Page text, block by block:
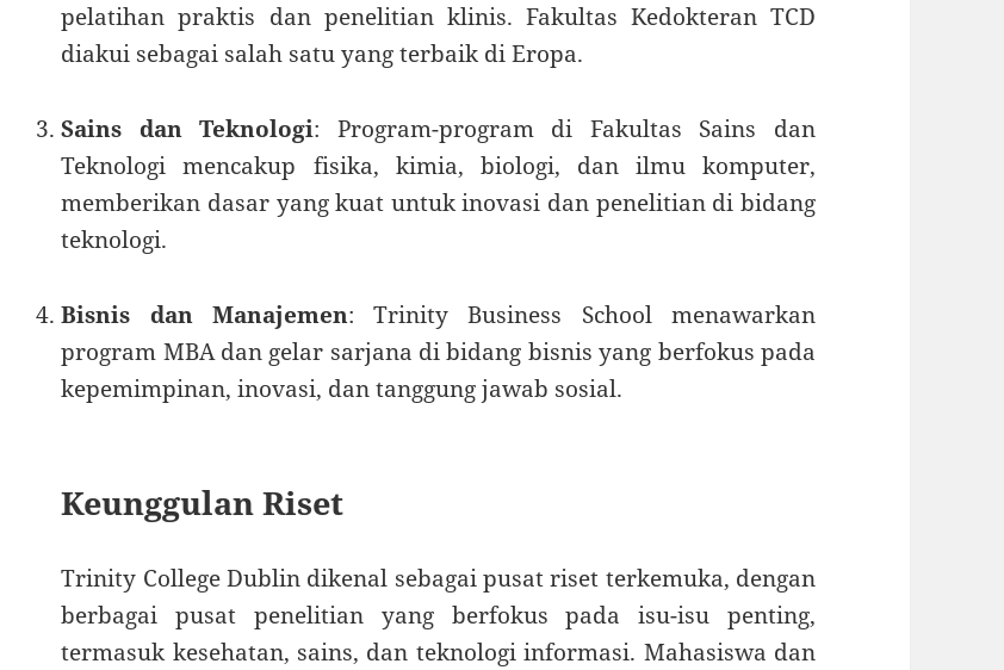
pelatihan praktis dan penelitian klinis. Fakultas Kedokteran TCD
diakui sebagai salah satu yang terbaik di Eropa.
Sains dan Teknologi: Program-program di Fakultas Sains dan
Teknologi mencakup fisika, kimia, biologi, dan ilmu komputer,
memberikan dasar yang kuat untuk inovasi dan penelitian di bidang
teknologi.
Bisnis dan Manajemen: Trinity Business School menawarkan
program MBA dan gelar sarjana di bidang bisnis yang berfokus pada
kepemimpinan, inovasi, dan tanggung jawab sosial.
Keunggulan Riset
Trinity College Dublin dikenal sebagai pusat riset terkemuka, dengan
berbagai pusat penelitian yang berfokus pada isu-isu penting,
termasuk kesehatan, sains, dan teknologi informasi. Mahasiswa dan